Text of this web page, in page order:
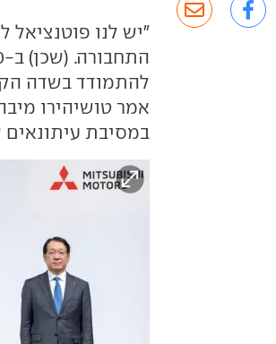
"יש לנו
להתמודד בשדה
אמר טושיהירו
במסיבת עיתונאים